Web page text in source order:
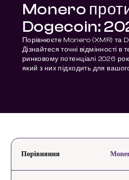
Monero
Dogecoin:
Порівнюєте Monero (XMR) та
Дізнайтеся точні відмінності в
ринковому потенціалі 2026
який з них підходить для
Порівняння